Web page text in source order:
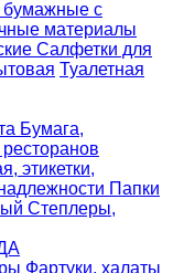
бумажные с
материалы
Салфетки для
Туалетная
Бумага,
этикетки,
Папки
Степлеры,
Фартуки, халаты